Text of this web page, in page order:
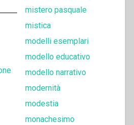
mistero pasquale
mistica
modelli esemplari
modello educativo
modello narrativo
modernità
modestia
monachesimo